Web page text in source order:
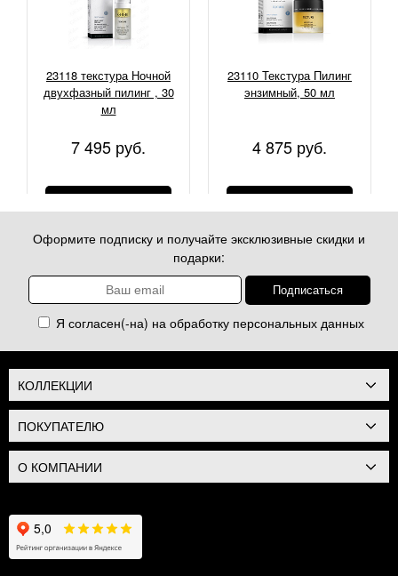
23118 текстура Ночной
двухфазный пилинг , 30
мл
7 495 руб.
23110 Текстура Пилинг
энзимный, 50 мл
4 875 руб.
Оформите подписку и получайте эксклюзивные скидки и
подарки:
Я согласен(-на) на обработку персональных данных
КОЛЛЕКЦИИ
ПОКУПАТЕЛЮ
О КОМПАНИИ